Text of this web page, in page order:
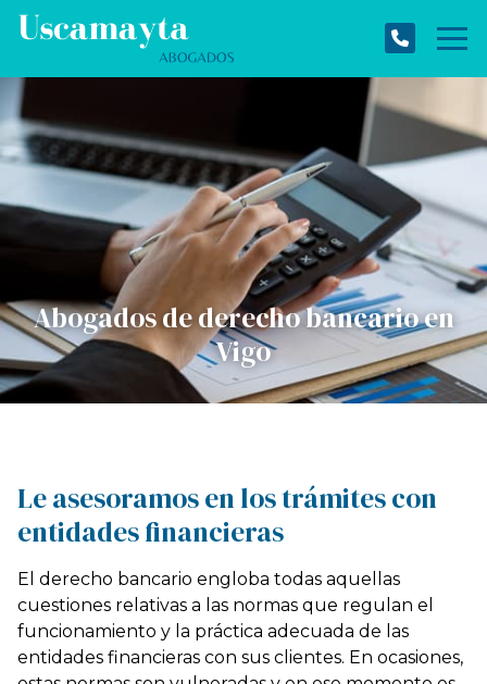
Abogados de derecho bancario en
Vigo
Le asesoramos en los trámites con
entidades financieras
El derecho bancario engloba todas aquellas
cuestiones relativas a las normas que regulan el
funcionamiento y la práctica adecuada de las
entidades financieras con sus clientes. En ocasiones,